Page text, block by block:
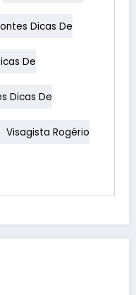
Dicas De
De
Dicas De
Visagista Rogério